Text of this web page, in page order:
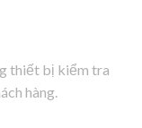
thiết bị kiểm tra
hàng.